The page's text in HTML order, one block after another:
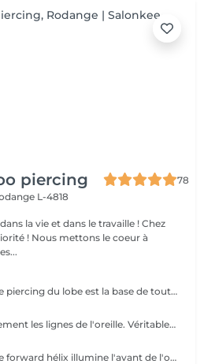
piercing
78
L-4818
le coeur à
Élégant et intemporel, le piercing du lobe est la base de toutes les plus belles compositions. Qu'il s'agisse d'un premier piercing ou d'une nouvelle création, chaque réalisation est effectuée avec précision afin de t'offrir une expérience aussi agréable que soignée. Inclus : Bijou de première pose en titane ASTM F-136 Conseils personnalisés et suivi de cicatrisation + 5€ pour changer la couleur de ton bijou grâce à l'anodisation. Les bijoux de la vitrine sont disponibles en première pause, le prix du bijou est à ajouter à la prestation. Pour toutes demandes d'informations, merci de me contacter. Tout les mineurs doivent être accompagnés d'un tuteur légal ( parents ! ), des justificatifs d'identités seront demandés.
L'hélix sublime naturellement les lignes de l'oreille. Véritable incontournable, il apporte une touche contemporaine et raffinée qui s'intègre parfaitement à votre style. Chaque projet est pensé en harmonie avec ton anatomie. Conseils personnalisés et suivi de cicatrisation Inclus : Bijou de première pose en titane ASTM F-136 + 5€ pour changer la couleur de ton bijou grâce à l'anodisation. Les bijoux de la vitrine sont disponibles en première pause, le prix du bijou est à ajouter à la prestation. Pour toutes demandes d'informations, merci de me contacter. Tout les mineurs doivent être accompagnés d'un tuteur légal ( parents ! ), des justificatifs d'identités seront demandés.
Discret et sophistiqué, le forward hélix illumine l'avant de l'oreille avec subtilité. Un choix idéal pour une composition délicate et résolument élégante. Conseils personnalisés et suivi de cicatrisation Inclus : Bijou de première pose en titane ASTM F-136 + 5€ pour changer la couleur de ton bijou grâce à l'anodisation. Les bijoux de la vitrine sont disponibles en première pause, le prix du bijou est à ajouter à la prestation. Pour toutes demandes d'informations, merci de me contacter. Tout les mineurs doivent être accompagnés d'un tuteur légal ( parents ! ), des justificatifs d'identités seront demandés.